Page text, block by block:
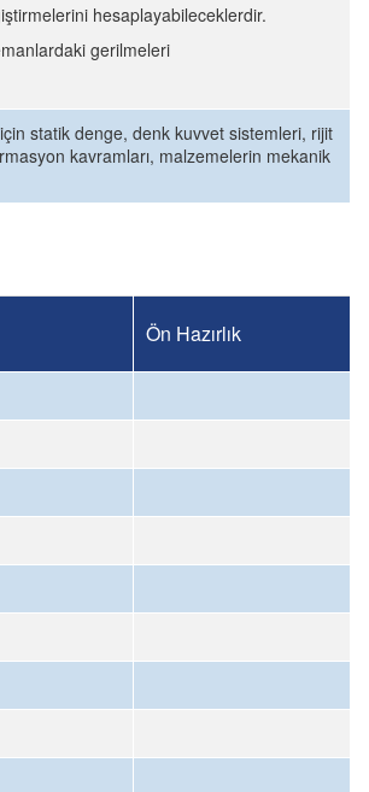
hesaplayabileceklerdir.
gerilmeleri
statik denge, denk kuvvet sistemleri, rijit
kavramları, malzemelerin mekanik
Ön Hazırlık